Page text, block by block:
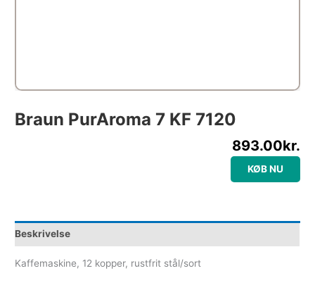
Braun PurAroma 7 KF 7120
893.00kr.
KØB NU
Beskrivelse
Kaffemaskine, 12 kopper, rustfrit stål/sort